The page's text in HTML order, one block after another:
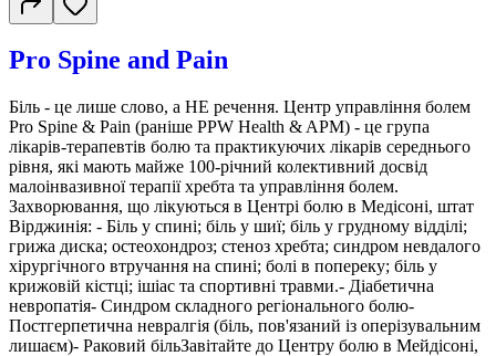
Pro Spine and Pain
Біль - це лише слово, а НЕ речення. Центр управління болем
Pro Spine & Pain (раніше PPW Health & APM) - це група
лікарів-терапевтів болю та практикуючих лікарів середнього
рівня, які мають майже 100-річний колективний досвід
малоінвазивної терапії хребта та управління болем.
Захворювання, що лікуються в Центрі болю в Медісоні, штат
Вірджинія: - Біль у спині; біль у шиї; біль у грудному відділі;
грижа диска; остеохондроз; стеноз хребта; синдром невдалого
хірургічного втручання на спині; болі в попереку; біль у
крижовій кістці; ішіас та спортивні травми.- Діабетична
невропатія- Синдром складного регіонального болю-
Постгерпетична невралгія (біль, пов'язаний із оперізувальним
лишаєм)- Раковий більЗавітайте до Центру болю в Мейдісоні,